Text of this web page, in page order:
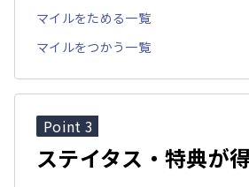
マイルをためる一覧
マイルをつかう一覧
Point 3
ステイタス・特典が